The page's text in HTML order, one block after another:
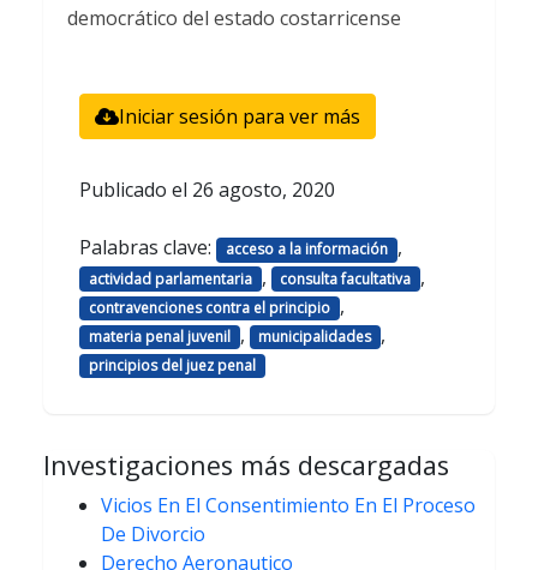
democrático del estado costarricense
Iniciar sesión para ver más
Publicado el 26 agosto, 2020
Palabras clave: acceso a la información ,
actividad parlamentaria , consulta facultativa ,
contravenciones contra el principio ,
materia penal juvenil , municipalidades ,
principios del juez penal
Investigaciones más descargadas
Vicios En El Consentimiento En El Proceso
De Divorcio
Derecho Aeronautico